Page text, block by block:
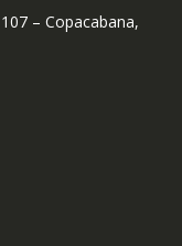
– Copacabana,